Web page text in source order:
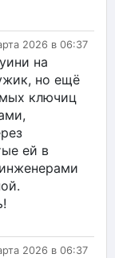
2026 в 06:37
на
но ещё
ключиц
ей в
2026 в 06:37